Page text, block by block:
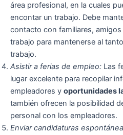
área profesional, en la cuales
encontar un trabajo. Debe
contacto con familiares,
trabajo para mantenerse al
trabajo.
Asistir a ferias de empleo: Las
lugar excelente para recopilar
empleadores y oportunidades
también ofrecen la posibilidad
personal con los empleadores.
Enviar candidaturas